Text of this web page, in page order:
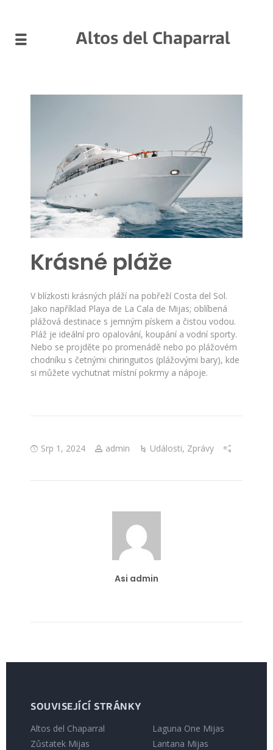
Altos del Chaparral
Krásné pláže
V blízkosti krásných pláží na pobřeží Costa del Sol.
Jako například Playa de La Cala de Mijas; oblíbená
plážová destinace s jemným pískem a čistou vodou.
Pláž je ideální pro opalování, koupání a vodní sporty.
Nebo se projděte po promenádě nebo po plážovém
chodníku s četnými chiringuitos (plážovými bary), kde
si můžete vychutnat místní pokrmy a nápoje.
Srp 1, 2024 admin Události, Zprávy
Asi admin
SOUVISEJÍCÍ STRÁNKY
Altos del Chaparral
Zůstatek Mijas
Laguna One Mijas
Lantana Mijas